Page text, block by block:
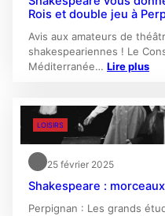
Rois et double jeu à
Avis aux amateurs de
shakespeariennes ! Le
Méditerranée… Lire plus
LOISIRS
25 février 2025
Shakespeare :
Perpignan : Les grands